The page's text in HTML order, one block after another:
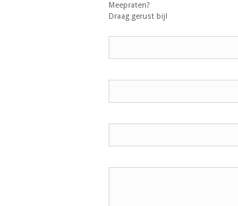
Meepraten?
Draag gerust bij!